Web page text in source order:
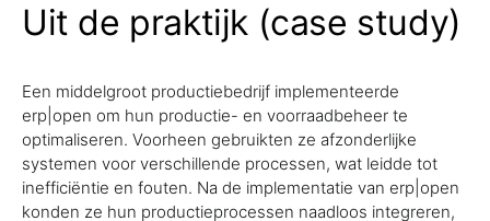
Uit de praktijk (case study)
Een middelgroot productiebedrijf implementeerde
erp|open om hun productie- en voorraadbeheer te
optimaliseren. Voorheen gebruikten ze afzonderlijke
systemen voor verschillende processen, wat leidde tot
inefficiëntie en fouten. Na de implementatie van erp|open
konden ze hun productieprocessen naadloos integreren,